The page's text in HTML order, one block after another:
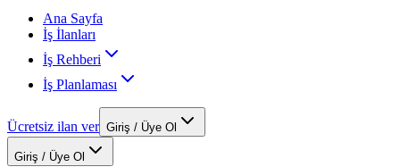
Ana Sayfa
İş İlanları
İş Rehberi
İş Planlaması
Ücretsiz ilan ver Giriş / Üye Ol
Giriş / Üye Ol